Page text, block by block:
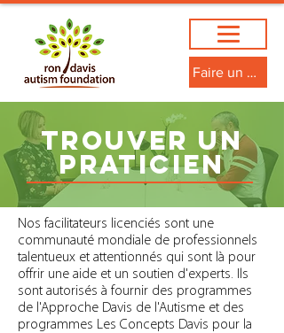
Faire un don
TROUVER UN
PRATICIEN
Nos facilitateurs licenciés sont une
communauté mondiale de professionnels
talentueux et attentionnés qui sont là pour
offrir une aide et un soutien d'experts. Ils
sont autorisés à fournir des programmes
de l'Approche Davis de l'Autisme et des
programmes Les Concepts Davis pour la